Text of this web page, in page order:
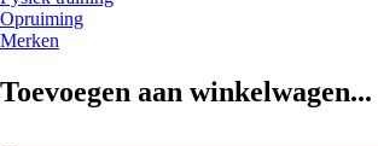
Opruiming
Merken
Toevoegen aan winkelwagen...